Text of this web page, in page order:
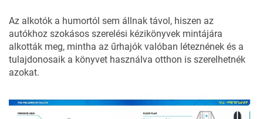
Az alkotók a humortól sem állnak távol, hiszen az
autókhoz szokásos szerelési kézikönyvek mintájára
alkották meg, mintha az űrhajók valóban léteznének és a
tulajdonosaik a könyvet használva otthon is szerelhetnék
azokat.